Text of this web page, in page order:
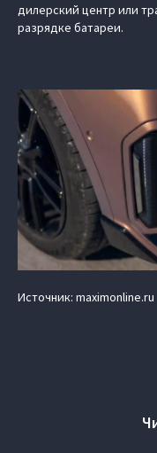
дилерский центр или
разрядке батареи.
Источник: maximonline.ru